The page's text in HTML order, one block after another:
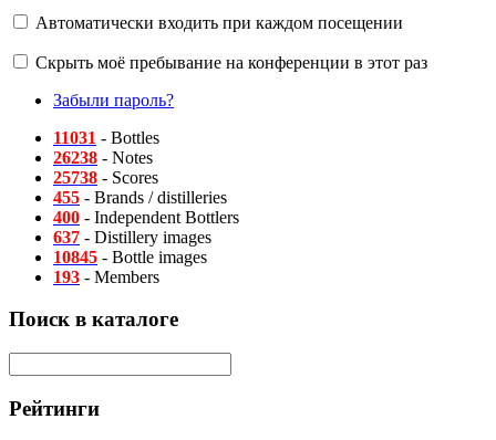
Автоматически входить при каждом посещении
Скрыть моё пребывание на конференции в этот раз
Забыли пароль?
11031 - Bottles
26238 - Notes
25738 - Scores
455 - Brands / distilleries
400 - Independent Bottlers
637 - Distillery images
10845 - Bottle images
193 - Members
Поиск в каталоге
Рейтинги